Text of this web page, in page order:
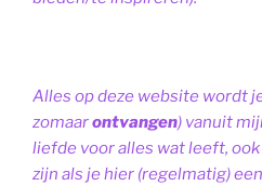
Alles op deze website wordt
zomaarontvangen) vanuit
liefde voor alles wat leeft,
zijn als je hier (regelmatig)